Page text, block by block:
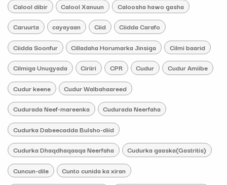
Calool dibir Calool Xanuun Caloosha hawo gasha
Caruurta cayayaan Ciid Ciidda Carafo
Ciidda Soonfur Cilladaha Horumarka Jinsiga Cilmi baarid
Cilmiga Unugyada Ciriiri CPR Cudur Cudur Amiibe
Cudur keene Cudur Walbahaareed
Cudurada Neef-mareenka Cudurada Neerfaha
Cudurka Dabeecadda Bulsho-diid
Cudurka Dhaqdhaqaaqa Neerfaha Cudurka gaaska(Gastritis)
Cuncun-dile Cunto cunida ka xiran